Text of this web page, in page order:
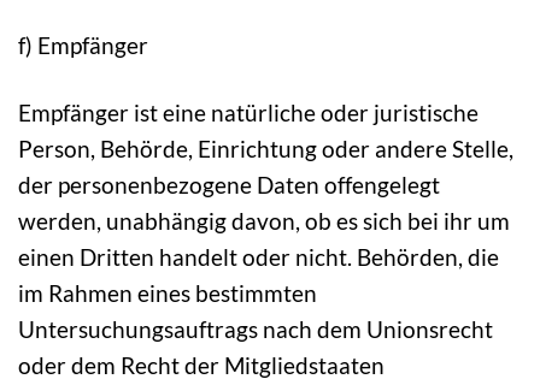
f) Empfänger
Empfänger ist eine natürliche oder juristische
Person, Behörde, Einrichtung oder andere Stelle,
der personenbezogene Daten offengelegt
werden, unabhängig davon, ob es sich bei ihr um
einen Dritten handelt oder nicht. Behörden, die
im Rahmen eines bestimmten
Untersuchungsauftrags nach dem Unionsrecht
oder dem Recht der Mitgliedstaaten